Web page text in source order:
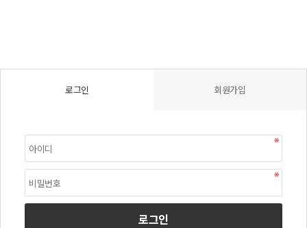
로그인 회원가입
로그인